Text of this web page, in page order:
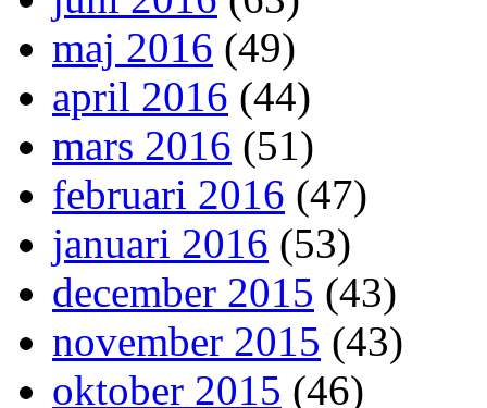
maj 2016 (49)
april 2016 (44)
mars 2016 (51)
februari 2016 (47)
januari 2016 (53)
december 2015 (43)
november 2015 (43)
oktober 2015 (46)